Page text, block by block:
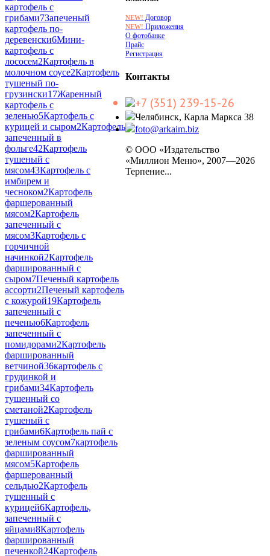
картофель с
грибами7Запеченый
картофель по-
деревенски6Мини-
картофель с
лососем2Картофель в
молочном соусе2Картофель
тушеный по-
грузински17Жаренный
картофель с
зеленью5Картофель с
курицей и сыром2Картофель
запеченный в
фольге42Картофель
тушеный с
мясом43Картофель с
имбирем и
чесноком2Картофель
фаршерованный
мясом2Картофель
запеченный с
мясом3Картофель с
горчичной
начинкой2Картофель
фаршированный с
сыром7Печеный картофель
ассорти2Печеный картофель
с кожурой19Картофель
запеченный с
печенью6Картофель
запеченный с
помидорами2Картофель
фаршированный
ветчиной36картофель с
грудинкой и
грибами34Картофель
тушенный со
сметаной2Картофель
тушеный с
грибами6Картофель пай с
зеленым соусом7картофель
фаршированный
мясом5Картофель
фаршерованный
сельдью2Картофель
тушенный с
курицей6Картофель,
запеченный с
яйцами8Картофель
фаршированный
печенкой24Картофель
NEW! Договор
NEW! Приложения
О фотобанке
Прайс
Регистрация
Контакты
+7 (351) 239-15-26
Челябинск, Карла Маркса 38
foto@arkaim.biz
© ООО «Издательство
«Миллион Меню», 2007—2026
Терпение...